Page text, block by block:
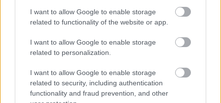
I want to allow Google to enable storage
related to functionality of the website or app.
I want to allow Google to enable storage
related to personalization.
I want to allow Google to enable storage
related to security, including authentication
functionality and fraud prevention, and other
Hírlevél feliratkozás
Adja meg keresztnevét:
meg e-mail címét:
Megismertem és elfogadom a GDPR-szabályzat